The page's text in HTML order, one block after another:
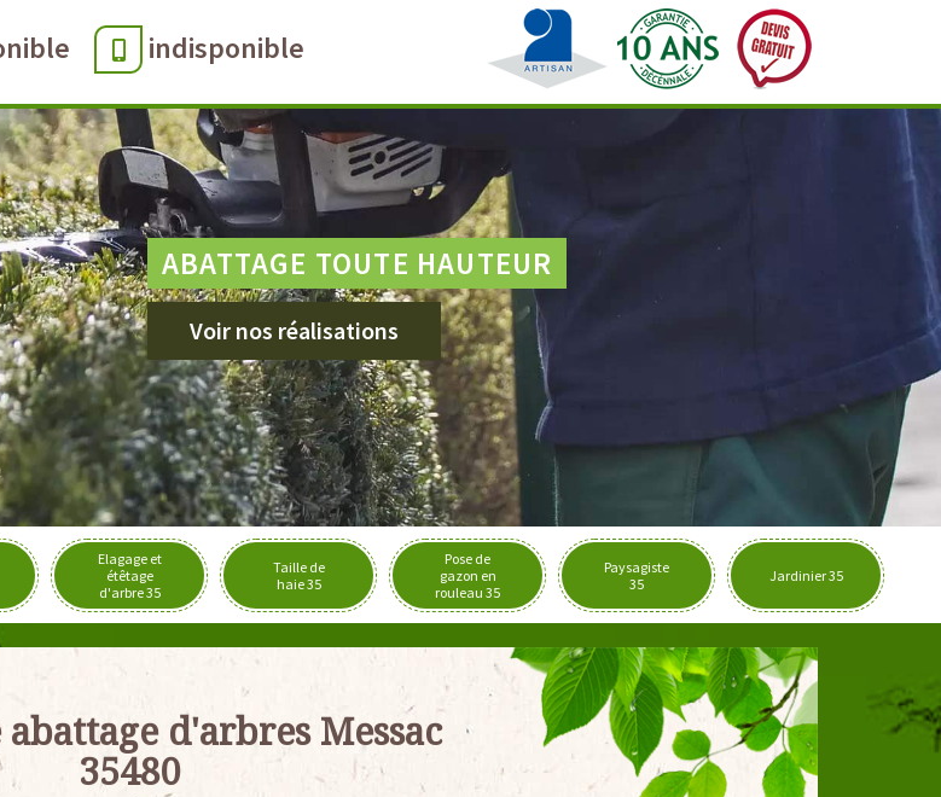
indisponible
ABATTAGE TOUTE HAUTEUR
Voir nos réalisations
Elagage et
étêtage
d'arbre 35
Taille de
haie 35
Pose de
gazon en
rouleau 35
Paysagiste
35
Jardinier 35
d'arbres Messac
35480